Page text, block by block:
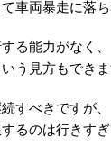
車両暴走に落
る能力がなく、
う見方もできま
すべきですが、
るのは行きすぎ